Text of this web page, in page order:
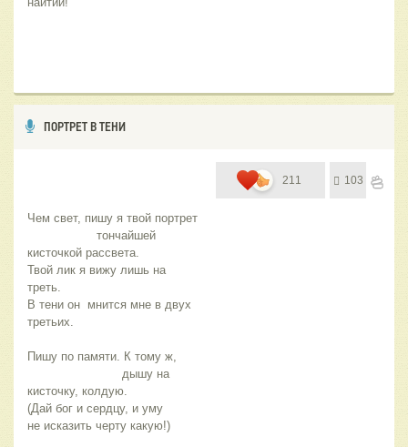
ПОРТРЕТ В ТЕНИ
Чем свет, пишу я твой портрет
кисточкой рассвета.
Твой лик я вижу лишь на
треть.
В тени он  мнится мне в двух
третьих.
Пишу по памяти. К тому ж,
кисточку, колдую.
(Дай бог и сердцу, и уму
не исказить черту какую!)
211 103